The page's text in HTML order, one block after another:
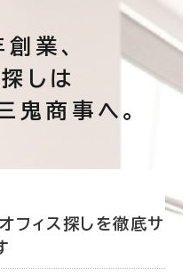
業、
しは
鬼商事へ。
フィス探しを徹底サ